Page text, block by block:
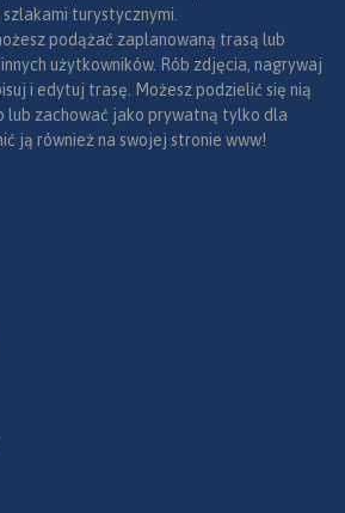
turystycznymi.
podążać zaplanowaną trasą lub
użytkowników. Rób zdjęcia, nagrywaj
i edytuj trasę. Możesz podzielić się nią
lub zachować jako prywatną tylko dla
ją również na swojej stronie www!